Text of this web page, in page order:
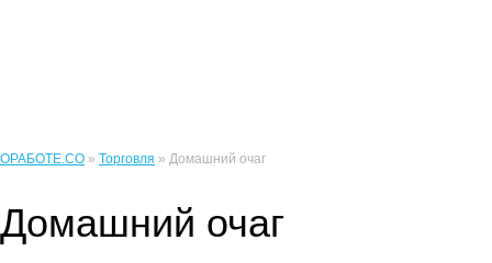
ОРАБОТЕ.CO » Торговля » Домашний очаг
Домашний очаг